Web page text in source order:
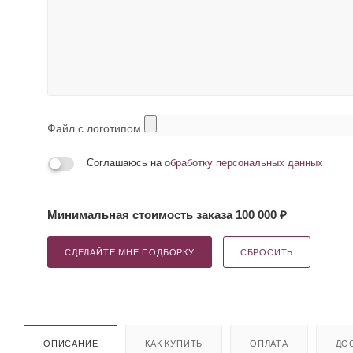
Файл с логотипом
Соглашаюсь на обработку персональных данных
Минимальная стоимость заказа 100 000 ₽
СДЕЛАЙТЕ МНЕ ПОДБОРКУ СБРОСИТЬ
ОПИСАНИЕ КАК КУПИТЬ ОПЛАТА